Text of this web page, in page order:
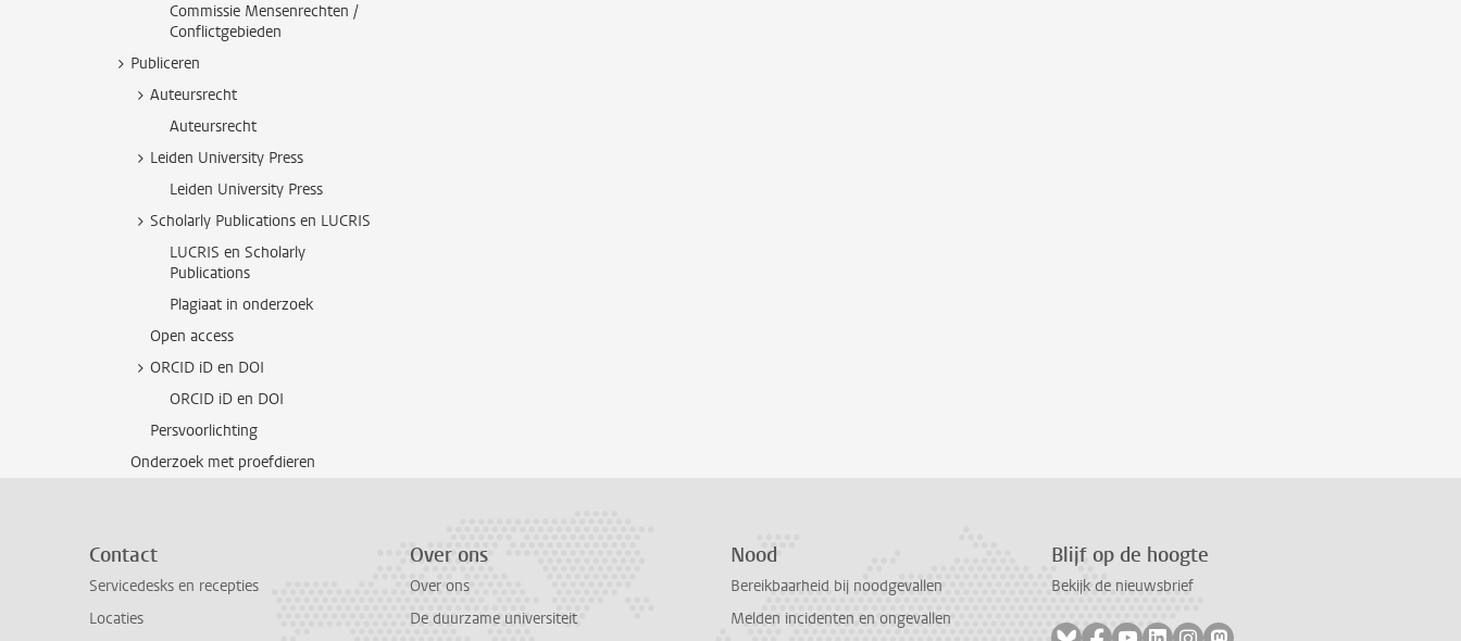
Commissie Mensenrechten /
Conflictgebieden
Publiceren
Auteursrecht
Auteursrecht
Leiden University Press
Leiden University Press
Scholarly Publications en LUCRIS
LUCRIS en Scholarly
Publications
Plagiaat in onderzoek
Open access
ORCID iD en DOI
ORCID iD en DOI
Persvoorlichting
Onderzoek met proefdieren
Contact
Servicedesks en recepties
Locaties
Over ons
Over ons
De duurzame universiteit
Nood
Bereikbaarheid bij noodgevallen
Melden incidenten en ongevallen
Blijf op de hoogte
Bekijk de nieuwsbrief
Volg ons op bluesky
Volg ons op facebook
Volg ons op youtube
Volg ons op linkedin
Volg ons op instagram
Volg ons op mastodon